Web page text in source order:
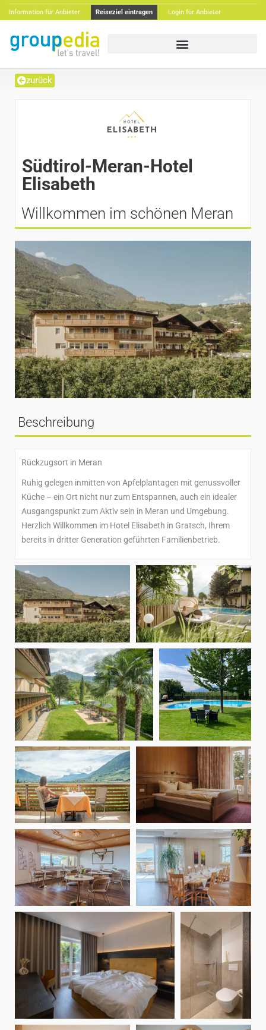
Information für Anbieter Reiseziel eintragen Login für Anbieter
zurück
Südtirol-Meran-Hotel
Elisabeth
Willkommen im schönen Meran
Beschreibung
Rückzugsort in Meran
Ruhig gelegen inmitten von Apfelplantagen mit genussvoller
Küche – ein Ort nicht nur zum Entspannen, auch ein idealer
Ausgangspunkt zum Aktiv sein in Meran und Umgebung.
Herzlich Willkommen im Hotel Elisabeth in Gratsch, Ihrem
bereits in dritter Generation geführten Familienbetrieb.